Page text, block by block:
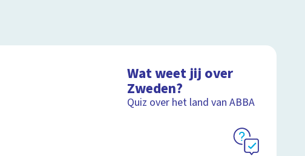
Wat weet jij over
Zweden?
Quiz over het land van ABBA